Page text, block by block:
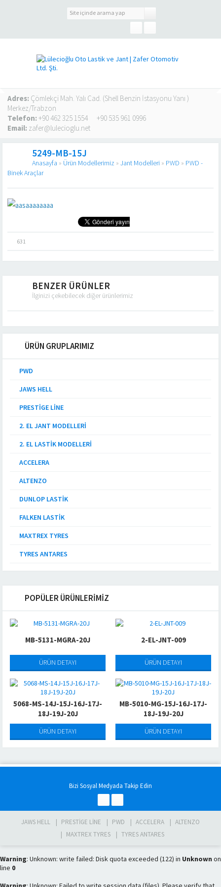
Adres: Çömlekçi Mah. Yalı Cad. (Shell Benzin İstasyonu Yanı )
Merkez/Trabzon
Telefon: +90 462 325 1554
+90 535 961 0996
Email: zafer@lulecioglu.net
5249-MB-15J
Anasayfa » Ürün Modellerimiz » Jant Modelleri » PWD » PWD -
Binek Araçlar
631
BENZER ÜRÜNLER
İlginizi çekebilecek diğer ürünlerimiz
ÜRÜN GRUPLARIMIZ
PWD
JAWS HELL
PRESTIGE LINE
2. EL JANT MODELLERI
2. EL LASTIK MODELLERI
ACCELERA
ALTENZO
DUNLOP LASTIK
FALKEN LASTIK
MAXTREX TYRES
TYRES ANTARES
POPÜLER ÜRÜNLERİMİZ
MB-5131-MGRA-20J
ÜRÜN DETAYI
2-EL-JNT-009
ÜRÜN DETAYI
5068-MS-14J-15J-16J-17J-
18J-19J-20J
ÜRÜN DETAYI
MB-5010-MG-15J-16J-17J-
18J-19J-20J
ÜRÜN DETAYI
Bizi Sosyal Medyada Takip Edin
JAWS HELL PRESTIGE LINE PWD ACCELERA
ALTENZO
MAXTREX TYRES
TYRES ANTARES
Warning: Unknown: write failed: Disk quota exceeded (122) in Unknown on
line 0